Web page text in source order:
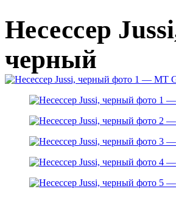
Несессер
черный